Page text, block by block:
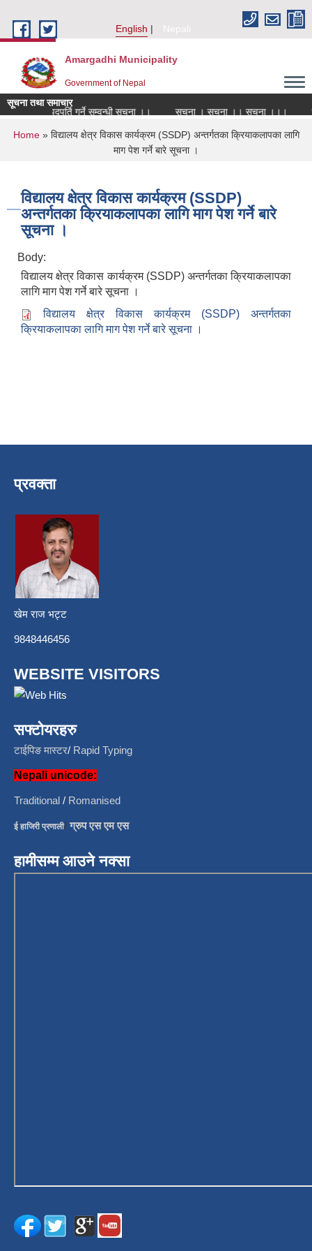
English
Nepali
Amargadhi Municipality
Government of Nepal
सूचना तथा समाचार
करारमा पदपूर्ति गर्ने सम्वन्धी सूचना ।।
सूचना । सूचना ।। सूचना ।।।
You are here
Home» विद्यालय क्षेत्र विकास कार्यक्रम (SSDP) अन्तर्गतका क्रियाकलापका लागि
माग पेश गर्ने बारे सूचना ।
विद्यालय क्षेत्र विकास कार्यक्रम (SSDP)
अन्तर्गतका क्रियाकलापका लागि माग पेश गर्ने बारे
सूचना ।
Body:
विद्यालय क्षेत्र विकास कार्यक्रम (SSDP) अन्तर्गतका क्रियाकलापका
लागि माग पेश गर्ने बारे सूचना ।
विद्यालय क्षेत्र विकास कार्यक्रम (SSDP) अन्तर्गतका
क्रियाकलापका लागि माग पेश गर्ने बारे सूचना ।
प्रवक्ता
खेम राज भट्ट
9848446456
WEBSITE VISITORS
सफ्टोयरहरु
टाईपिङ मास्टर/ Rapid Typing
Nepali unicode:
Traditional / Romanised
ई हाजिरी प्रणाली/ग्रुप एस एम एस
हामीसम्म आउने नक्सा